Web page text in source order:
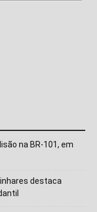
na BR-101, em
destaca